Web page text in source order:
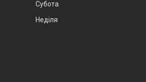
Субота
Неділя